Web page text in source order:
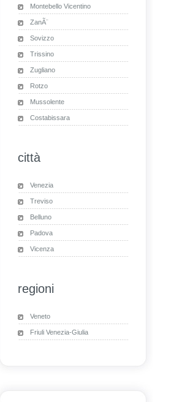
Montebello Vicentino
ZanÃ¨
Sovizzo
Trissino
Zugliano
Rotzo
Mussolente
Costabissara
città
Venezia
Treviso
Belluno
Padova
Vicenza
regioni
Veneto
Friuli Venezia-Giulia